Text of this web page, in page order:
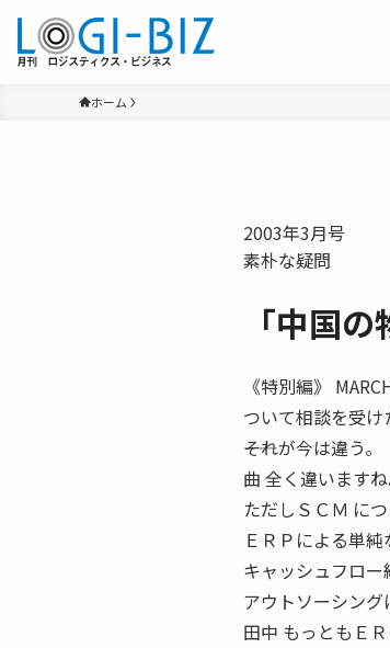
ホーム
2003年3月号
素朴な疑問
「中国
《特別編》
ついて相談を受け
――それが今は違う。
曲 全く違いますね
ただしＳＣＭ に
ＥＲＰによる単
キャッシュフロー
アウトソーシング
田中 もっともＥ